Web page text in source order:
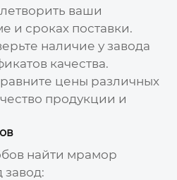
ваши
и сроках поставки.
наличие у завода
качества.
цены различных
продукции и
найти мрамор
завод: